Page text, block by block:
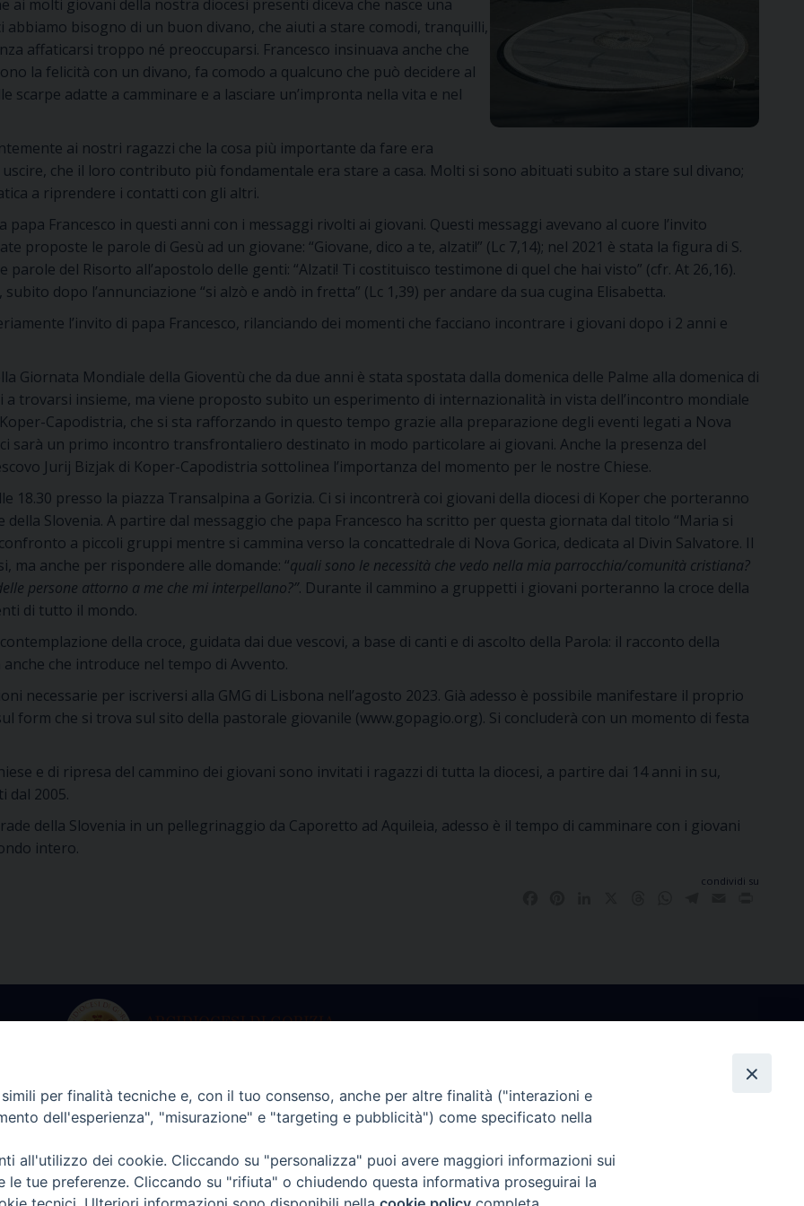
ai molti giovani della nostra diocesi presenti diceva che nasce una
bisogno di un buon divano, che aiuti a stare comodi, tranquilli,
affaticarsi troppo né preoccuparsi. Francesco insinuava anche che
la felicità con un divano, fa comodo a qualcuno che può decidere al
adatte a camminare e a lasciare un’impronta nella vita e nel
ai nostri ragazzi che la cosa più importante da fare era
che il loro contributo più fondamentale era stare a casa. Molti si sono abituati subito a stare sul divano;
a riprendere i contatti con gli altri.
Francesco in questi anni con i messaggi rivolti ai giovani. Questi messaggi avevano al cuore l’invito
proposte le parole di Gesù ad un giovane: “Giovane, dico a te, alzati!” (Lc 7,14); nel 2021 è stata la figura di S.
del Risorto all’apostolo delle genti: “Alzati! Ti costituisco testimone di quel che hai visto” (cfr. At 26,16).
dopo l’annunciazione “si alzò e andò in fretta” (Lc 1,39) per andare da sua cugina Elisabetta.
l’invito di papa Francesco, rilanciando dei momenti che facciano incontrare i giovani dopo i 2 anni e
Giornata Mondiale della Gioventù che da due anni è stata spostata dalla domenica delle Palme alla domenica di
trovarsi insieme, ma viene proposto subito un esperimento di internazionalità in vista dell’incontro mondiale
Capodistria, che si sta rafforzando in questo tempo grazie alla preparazione degli eventi legati a Nova
sarà un primo incontro transfrontaliero destinato in modo particolare ai giovani. Anche la presenza del
Jurij Bizjak di Koper-Capodistria sottolinea l’importanza del momento per le nostre Chiese.
18.30 presso la piazza Transalpina a Gorizia. Ci si incontrerà coi giovani della diocesi di Koper che porteranno
della Slovenia. A partire dal messaggio che papa Francesco ha scritto per questa giornata dal titolo “Maria si
a piccoli gruppi mentre si cammina verso la concattedrale di Nova Gorica, dedicata al Divin Salvatore. Il
ma anche per rispondere alle domande: “quali sono le necessità che vedo nella mia parrocchia/comunità cristiana?
persone attorno a me che mi interpellano?”. Durante il cammino a gruppetti i giovani porteranno la croce della
di tutto il mondo.
della croce, guidata dai due vescovi, a base di canti e di ascolto della Parola: il racconto della
che introduce nel tempo di Avvento.
necessarie per iscriversi alla GMG di Lisbona nell’agosto 2023. Già adesso è possibile manifestare il proprio
form che si trova sul sito della pastorale giovanile (www.gopagio.org). Si concluderà con un momento di festa
e di ripresa del cammino dei giovani sono invitati i ragazzi di tutta la diocesi, a partire dai 14 anni in su,
dal 2005.
della Slovenia in un pellegrinaggio da Caporetto ad Aquileia, adesso è il tempo di camminare con i giovani
intero.
condividi su
dell’Arcivescovo
9.00 alle 13.00
0481 597601
Archivio Storico
dalle 9.00 alle 12.30
tel. +39 0481 597628
Ufficio Comunicazioni Sociali
ucs@arcidiocesi.gorizia.it
per finalità tecniche e, con il tuo consenso, anche per altre finalità ("interazioni e
dell'esperienza", "misurazione" e "targeting e pubblicità") come specificato nella
all'utilizzo dei cookie. Cliccando su "personalizza" puoi avere maggiori informazioni sui
le tue preferenze. Cliccando su "rifiuta" o chiudendo questa informativa proseguirai la